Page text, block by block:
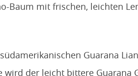
Baum mit frischen, leichten
Guarana
der leicht bittere Guarana